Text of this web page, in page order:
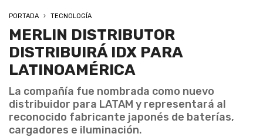
PORTADA TECNOLOGÍA
MERLIN DISTRIBUTOR
DISTRIBUIRÁ IDX PARA
LATINOAMÉRICA
La compañía fue nombrada como nuevo
distribuidor para LATAM y representará al
reconocido fabricante japonés de baterías,
cargadores e iluminación.